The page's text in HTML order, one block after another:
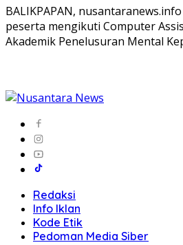
BALIKPAPAN,
peserta mengikuti Computer
Akademik Penelusuran Mental
Redaksi
Info Iklan
Kode Etik
Pedoman Media Siber